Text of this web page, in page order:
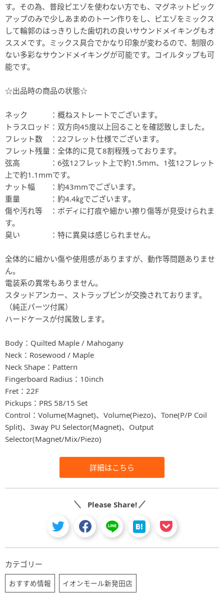
す。その為、普段ピエゾを使わない方でも、マグネットピック
アップのみで少しあまめのトーン作りをし、ピエゾをミックス
して輪郭のはっきりした歯切れの良いサウンドメイキングもオ
ススメです。ミックス具合でかなり印象が変わるので、制限の
ない多彩なサウンドメイキングが可能です。コイルタップも可
能です。
☆出品時の商品の状態☆
ネック ：概ねストレートでございます。
トラスロッド：双方向45度以上回ることを確認致しました。
フレット数 ：22フレット仕様でございます。
フレット残量：全体的に見て8割程残っております。
弦高 ：6弦12フレット上で約1.5mm、1弦12フレット
上で約1.1mmです。
ナット幅 ：約43mmでございます。
重量 ：約4.4㎏でございます。
傷や汚れ等 ：ボディに打痕や細かい擦り傷等が見受けられま
す。
臭い ：特に異臭は感じられません。
全体的に細かい傷や使用感がありますが、動作等問題ありませ
ん。
電装系の異常もありません。
スタッドアンカー、ストラップピンが交換されております。
（純正パーツ付属）
ハードケースが付属致します。
Body：Quilted Maple / Mahogany
Neck：Rosewood / Maple
Neck Shape：Pattern
Fingerboard Radius：10inch
Fret：22F
Pickups：PRS 58/15 Set
Control：Volume(Magnet)、Volume(Piezo)、Tone(P/P Coil
Split)、3way PU Selector(Magnet)、Output
Selector(Magnet/Mix/Piezo)
詳細はこちら
Please Share!
カテゴリー
おすすめ情報 イオンモール新発田店